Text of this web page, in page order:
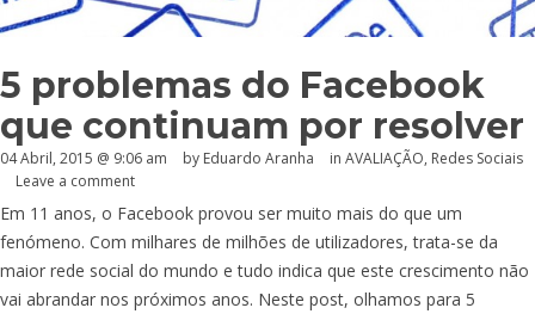
5 problemas do Facebook
que continuam por resolver
04 Abril, 2015 @ 9:06 am by Eduardo Aranha in AVALIAÇÃO, Redes Sociais
Leave a comment
Em 11 anos, o Facebook provou ser muito mais do que um
fenómeno. Com milhares de milhões de utilizadores, trata-se da
maior rede social do mundo e tudo indica que este crescimento não
vai abrandar nos próximos anos. Neste post, olhamos para 5